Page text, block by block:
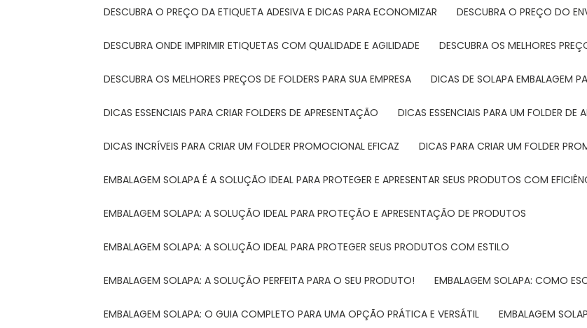
DESCUBRA O PREÇO DA ETIQUETA ADESIVA E DICAS PARA ECONOMIZAR DESCUBRA O PREÇO DO
DESCUBRA ONDE IMPRIMIR ETIQUETAS COM QUALIDADE E AGILIDADE DESCUBRA OS MELHORES
DESCUBRA OS MELHORES PREÇOS DE FOLDERS PARA SUA EMPRESA DICAS DE SOLAPA EMBALAGEM
DICAS ESSENCIAIS PARA CRIAR FOLDERS DE APRESENTAÇÃO DICAS ESSENCIAIS PARA UM FOLDER DE
DICAS INCRÍVEIS PARA CRIAR UM FOLDER PROMOCIONAL EFICAZ DICAS PARA CRIAR UM FOLDER
EMBALAGEM SOLAPA É A SOLUÇÃO IDEAL PARA PROTEGER E APRESENTAR SEUS PRODUTOS COM
EMBALAGEM SOLAPA: A SOLUÇÃO IDEAL PARA PROTEÇÃO E APRESENTAÇÃO DE PRODUTOS
EMBALAGEM SOLAPA: A SOLUÇÃO IDEAL PARA PROTEGER SEUS PRODUTOS COM ESTILO
EMBALAGEM SOLAPA: A SOLUÇÃO PERFEITA PARA O SEU PRODUTO! EMBALAGEM SOLAPA: COMO
EMBALAGEM SOLAPA: O GUIA COMPLETO PARA UMA OPÇÃO PRÁTICA E VERSÁTIL EMBALAGEM